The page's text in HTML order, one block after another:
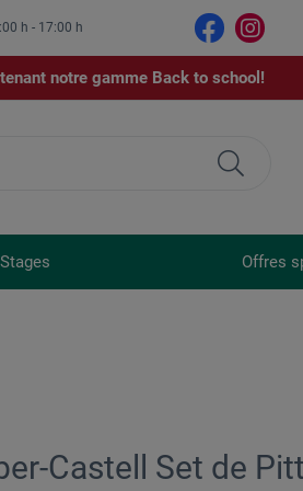
h - 17:00 h
notre gamme Back to school!
Stages Offres
Castell Set de